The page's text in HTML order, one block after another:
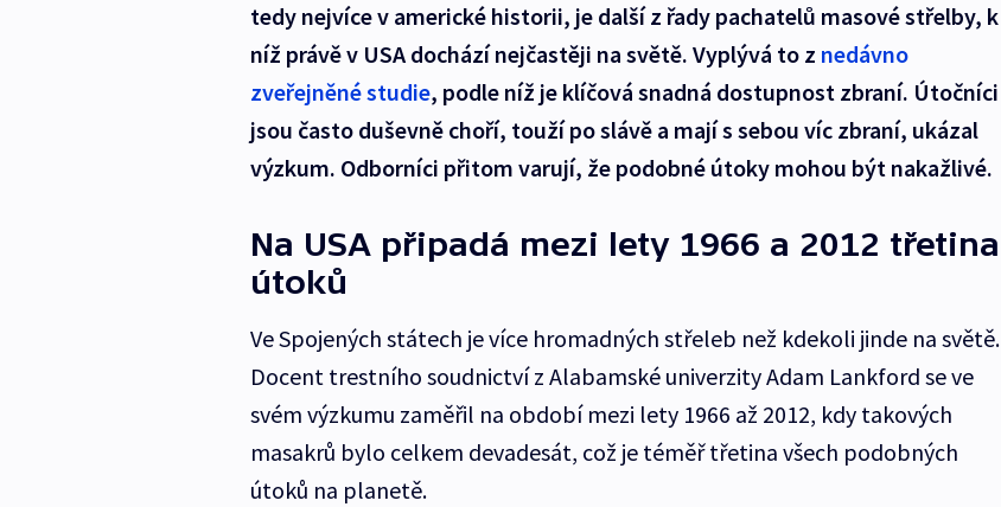
tedy nejvíce v americké historii, je další z řady pachatelů masové střelby, k
níž právě v USA dochází nejčastěji na světě. Vyplývá to z nedávno
zveřejněné studie, podle níž je klíčová snadná dostupnost zbraní. Útočníci
jsou často duševně choří, touží po slávě a mají s sebou víc zbraní, ukázal
výzkum. Odborníci přitom varují, že podobné útoky mohou být nakažlivé.
Na USA připadá mezi lety 1966 a 2012 třetina
útoků
Ve Spojených státech je více hromadných střeleb než kdekoli jinde na světě.
Docent trestního soudnictví z Alabamské univerzity Adam Lankford se ve
svém výzkumu zaměřil na období mezi lety 1966 až 2012, kdy takových
masakrů bylo celkem devadesát, což je téměř třetina všech podobných
útoků na planetě.